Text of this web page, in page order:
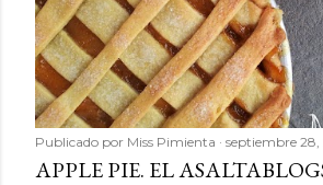
Publicado por Miss Pimienta septiembre 28,
APPLE PIE. EL